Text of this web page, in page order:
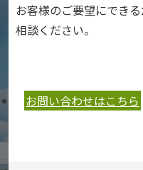
お客様のご要望にでき
相談ください。
お問い合わせはこちら